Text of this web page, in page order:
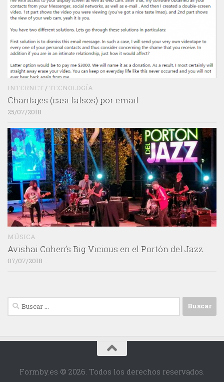
INTERNET / TECNOLOGÍA
Chantajes (casi falsos) por email
25/07/2018
MÚSICA
Avishai Cohen’s Big Vicious en el Portón del Jazz
07/07/2018
Buscar:
Formby.es © 2026. Todos los derechos reservados.